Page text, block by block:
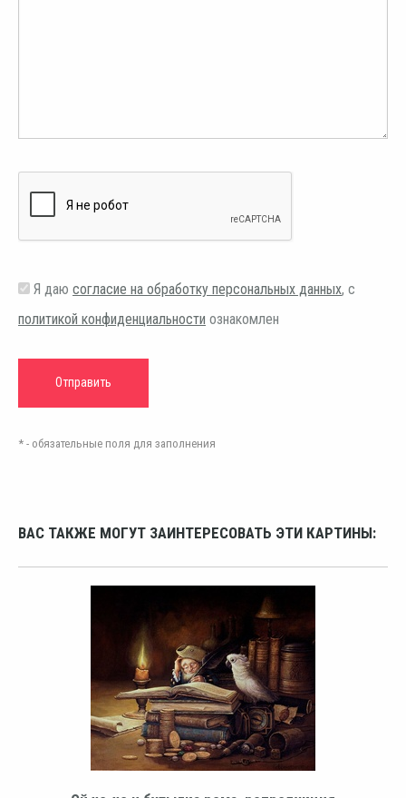
Я даю согласие на обработку персональных данных, с
политикой конфиденциальности ознакомлен
* - обязательные поля для заполнения
ВАС ТАКЖЕ МОГУТ ЗАИНТЕРЕСОВАТЬ ЭТИ КАРТИНЫ: